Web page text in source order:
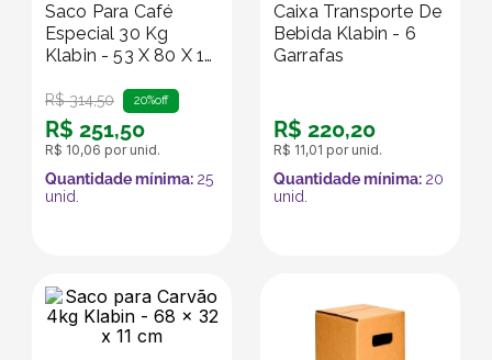
Saco Para Café
Especial 30 Kg
Klabin - 53 X 80 X 16
R$ 314,50 20%off
R$ 251,50
R$ 10,06 por unid.
Quantidade mínima: 25
unid.
Caixa Transporte De
Bebida Klabin - 6
Garrafas
R$ 220,20
R$ 11,01 por unid.
Quantidade mínima: 20
unid.